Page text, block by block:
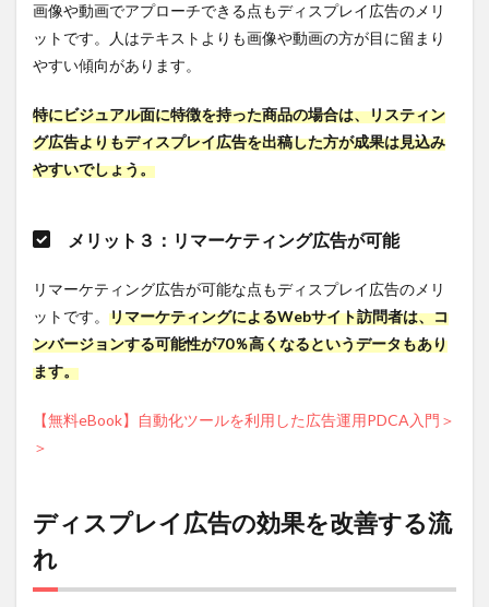
解決の
ヒン
ト：ガ
イドラ
確認
4.3
原因
ケテ
ィン
使用
して
い
のヒン
用意す
画像や動画でアプローチできる点もディスプレイ広告のメリ
ットです。人はテキストよりも画像や動画の方が目に留まり
やすい傾向があります。
特にビジュアル面に特徴を持った商品の場合は、リスティン
グ広告よりもディスプレイ広告を出稿した方が成果は見込み
やすいでしょう。
メリット３：リマーケティング広告が可能
リマーケティング広告が可能な点もディスプレイ広告のメリ
ットです。 リマーケティングによるWebサイト訪問者は、コ
ンバージョンする可能性が70％高くなるというデータもあり
ます。
【無料eBook】自動化ツールを利用した広告運用PDCA入門＞
＞
ディスプレイ広告の効果を改善する流
れ